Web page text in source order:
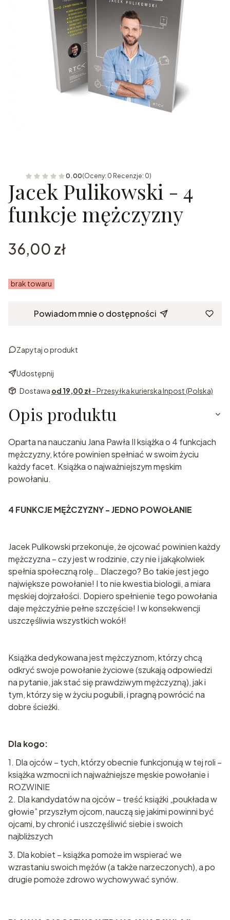
0.00(Oceny: 0 Recenzje: 0)
Jacek Pulikowski - 4
funkcje mężczyzny
Cena
36,00 zł
brak towaru
Powiadom mnie o dostępności
Zapytaj o produkt
Udostępnij
Dostawa od 19,00 zł- Przesyłka kurierska Inpost (Polska)
Opis produktu
Oparta na nauczaniu Jana Pawła II książka o 4 funkcjach
mężczyzny, które powinien spełniać w swoim życiu
każdy facet. Książka o najważniejszym męskim
powołaniu.
4 FUNKCJE MĘŻCZYZNY - JEDNO POWOŁANIE
Jacek Pulikowski przekonuje, że ojcować powinien każdy
mężczyzna – czy jest w rodzinie, czy nie i jakąkolwiek
spełnia społeczną rolę… Dlaczego? Bo takie jest jego
największe powołanie! I to nie kwestia biologii, a miara
męskiej dojrzałości. Dopiero spełnienie tego powołania
daje mężczyźnie pełne szczęście! I w konsekwencji
uszczęśliwia wszystkich wokół!
Książka dedykowana jest mężczyznom, którzy chcą
odkryć swoje powołanie życiowe (szukają odpowiedzi
na pytanie, jak stać się prawdziwym mężczyzną), jak i
tym, którzy się w życiu pogubili, i pragną powrócić na
dobre ścieżki.
Dla kogo:
1. Dla ojców – tych, którzy obecnie funkcjonują w tej roli –
książka wzmocni ich najważniejsze męskie powołanie i
ROZWINIE
2. Dla kandydatów na ojców – treść książki „poukłada w
głowie” przyszłym ojcom, nauczą się jakimi powinni być
ojcami, by chronić i uszczęśliwić siebie i swoich
najbliższych
3. Dla kobiet – książka pomoże im wspierać we
wzrastaniu swoich mężów (a także narzeczonych), a po
drugie pomoże zdrowo wychowywać synów.